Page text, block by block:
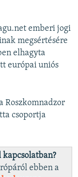
emberi jogi
megsértésére
elhagyta
európai uniós
Roszkomnadzor
csoportja
ebben a